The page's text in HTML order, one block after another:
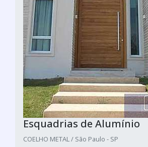
Esquadrias de Alumínio
COELHO METAL / São Paulo - SP